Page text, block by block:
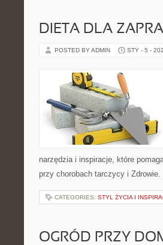
DIETA DLA
POSTED BY ADMIN STY - 5 -
narzędzia i inspiracje, które
przy chorobach tarczycy i
CATEGORIES: STYL ŻYCIA I
OGRÓD PRZY